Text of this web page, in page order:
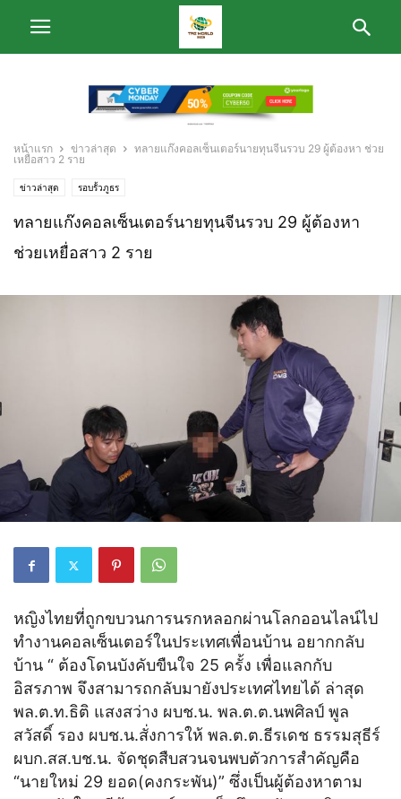
หน้าแรก ข่าวล่าสุด
ทลายแก๊งคอลเซ็นเตอร์นายทุนจีนรวบ 29 ผู้ต้องหา ช่วย
เหยื่อสาว 2 ราย
ข่าวล่าสุด รอบรั้วภูธร
ทลายแก๊งคอลเซ็นเตอร์นายทุนจีนรวบ 29 ผู้ต้องหา
ช่วยเหยื่อสาว 2 ราย
หญิงไทยที่ถูกขบวนการนรกหลอกผ่านโลกออนไลน์ไป
ทำงานคอลเซ็นเตอร์ในประเทศเพื่อนบ้าน อยากกลับ
บ้าน “ ต้องโดนบังคับขืนใจ 25 ครั้ง เพื่อแลกกับ
อิสรภาพ จึงสามารถกลับมายังประเทศไทยได้ ล่าสุด
พล.ต.ท.ธิติ แสงสว่าง ผบช.น. พล.ต.ต.นพศิลป์ พูล
สวัสดิ์ รอง ผบช.น.สั่งการให้ พล.ต.ต.ธีรเดช ธรรมสุธีร์
ผบก.สส.บช.น. จัดชุดสืบสวนจนพบตัวการสำคัญคือ
“นายใหม่ 29 ยอด(คงกระพัน)” ซึ่งเป็นผู้ต้องหาตาม